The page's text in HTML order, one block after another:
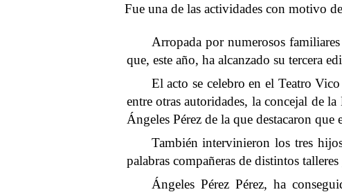
Fue una de las actividades con motivo
Arropada por numerosos
que, este año, ha alcanzado su tercera
El acto se celebro en el Teatro
entre otras autoridades, la concejal dela
Ángeles Pérez de la que destacaron
También intervinieron los tres
palabras compañeras de distintos
Ángeles Pérez Pérez, ha